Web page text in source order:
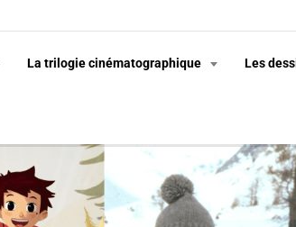
La trilogie cinématographique Les